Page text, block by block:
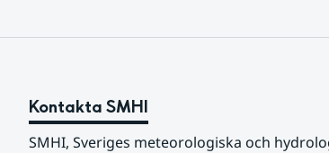
Kontakta SMHI
SMHI, Sveriges meteorologiska och